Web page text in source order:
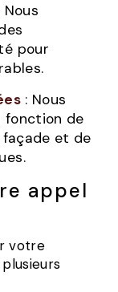
Nous
pour
: Nous
fonction de
et de
votre